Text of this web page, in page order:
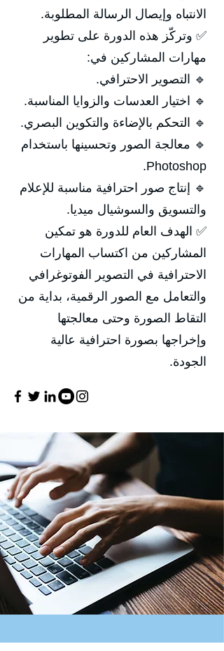
الانتباه وإيصال الرسالة المطلوبة.
✅ وتركّز هذه الدورة على تطوير
مهارات المشاركين في:
🔹 التصوير الاحترافي.
🔹 اختيار العدسات والزوايا المناسبة.
🔹 التحكم بالإضاءة والتكوين البصري.
🔹 معالجة الصور وتحسينها باستخدام
Photoshop.
🔹 إنتاج صور احترافية مناسبة للإعلام
والتسويق والسوشيال ميديا.
✅ الهدف العام للدورة هو تمكين
المشاركين من اكتساب المهارات
الاحترافية في التصوير الفوتوغرافي
والتعامل مع الصور الرقمية، بداية من
التقاط الصورة وحتى معالجتها
وإخراجها بصورة احترافية عالية
الجودة.